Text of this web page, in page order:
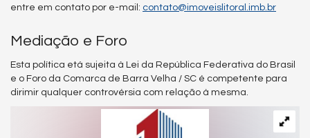
entre em contato por e-mail: contato@imoveislitoral.imb.br
Mediação e Foro
Esta política etá sujeita à Lei da República Federativa do Brasil
e o Foro da Comarca de Barra Velha / SC é competente para
dirimir qualquer controvérsia com relação à mesma.